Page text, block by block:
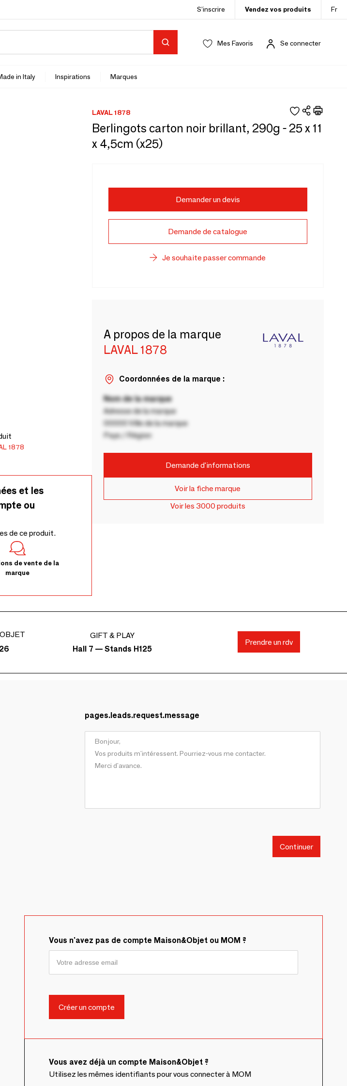
S’inscrire Vendez vos produits Fr
Mes Favoris Se connecter
in Italy Inspirations Marques
1878
et les
ou
de ce produit.
de vente de la
marque
LAVAL 1878
Berlingots carton noir brillant, 290g - 25 x 11
x 4,5cm (x25)
Demander un devis
Demande de catalogue
Je souhaite passer commande
A propos de la marque
LAVAL 1878
Coordonnées de la marque :
Nom de la marque
Adresse de la marque
00000 Ville de la marque
Pays / Région
Demande d'informations
Voir la fiche marque
Voir les 3000 produits
GIFT & PLAY
Hall 7 — Stands H125
Prendre un rdv
pages.leads.request.message
Continuer
Vous n'avez pas de compte Maison&Objet ou MOM ?
Vous avez déjà un compte Maison&Objet ?
Utilisez les mêmes identifiants pour vous connecter à MOM